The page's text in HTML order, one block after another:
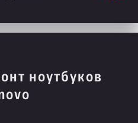
ноутбуков